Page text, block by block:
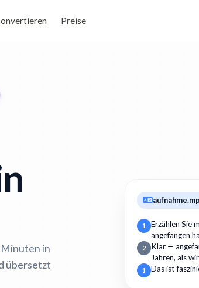
Preise
in
übersetzt
1
Erzählen Sie
angefangen
2
Klar —
Jahren, als
1 Das ist